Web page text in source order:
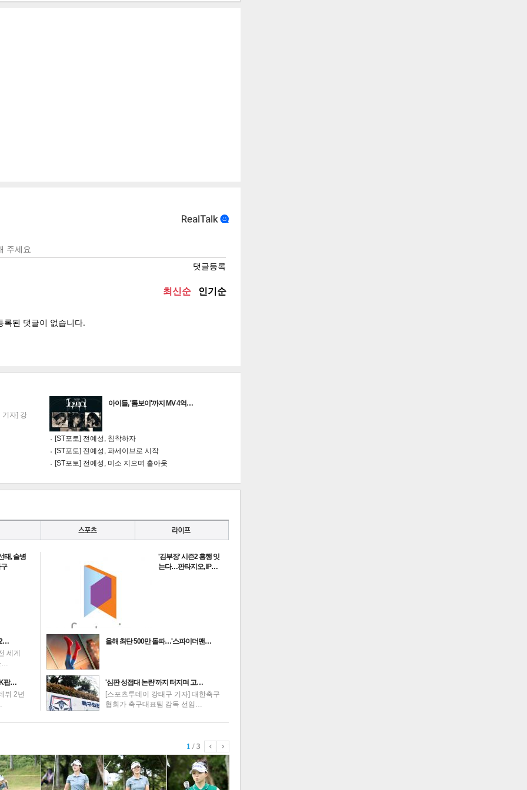
게 소
인쇄 목록
기자] 강
아이들, '톰보이'까지 MV 4억…
[ST포토] 전예성, 침착하자
[ST포토] 전예성, 파세이브로 시작
[ST포토] 전예성, 미소 지으며 홀아웃
태, 술병
세계
…
팝…
뷔 2년
'김부장' 시즌2 흥행 잇
는다…판타지오, IP…
올해 최단 500만 돌파…'스파이더맨…
'심판 성접대 논란'까지 터지며 고…
[스포츠투데이 강태구 기자] 대한축구
협회가 축구대표팀 감독 선임…
1 / 3